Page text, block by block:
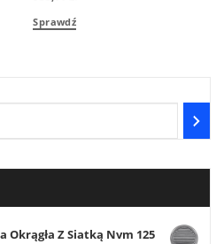
Sprawdź
Z Siatką Nvm 125